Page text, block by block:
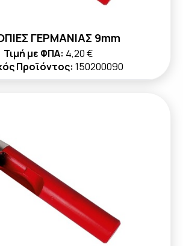
ΓΕΡΜΑΝΙΑΣ 9mm
Τιμή με ΦΠΑ: 4,20 €
Προϊόντος: 150200090